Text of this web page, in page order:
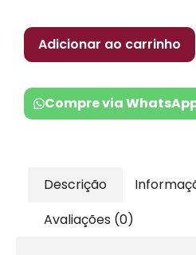
Adicionar ao carrinho
Compre via
Descrição
Avaliações (0)